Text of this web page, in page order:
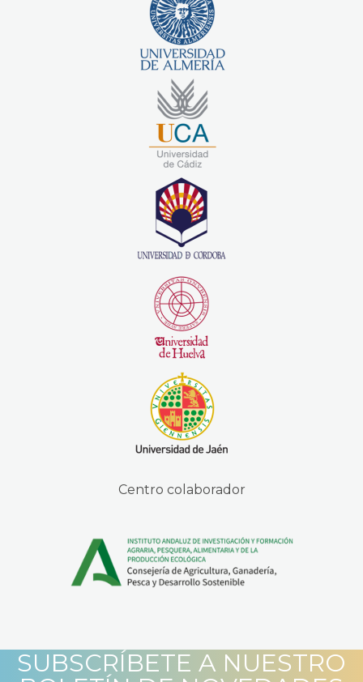
Centro colaborador
SUBSCRÍBETE A NUESTRO